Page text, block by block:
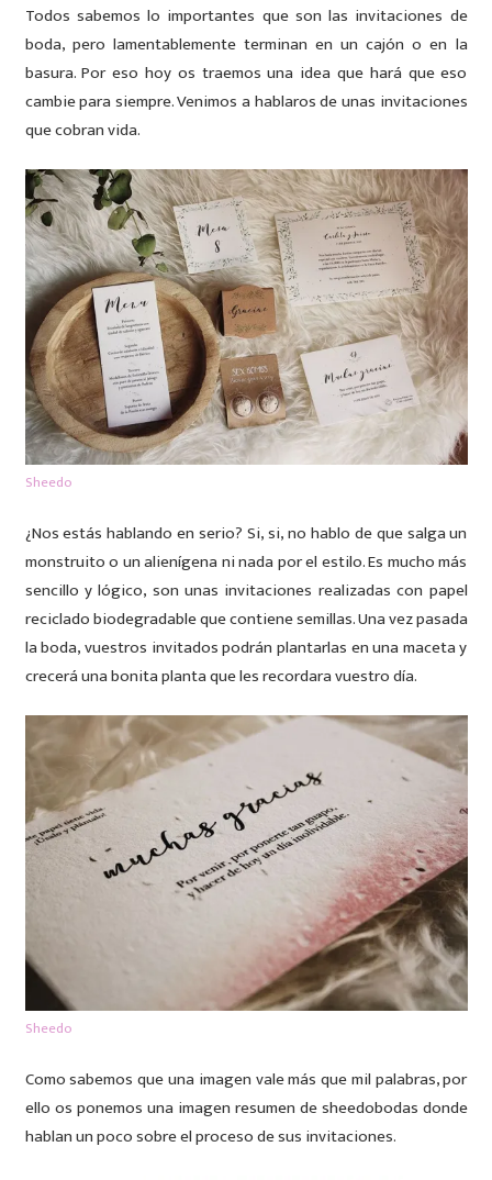
Todos sabemos lo importantes que son las invitaciones de
boda, pero lamentablemente terminan en un cajón o en la
basura. Por eso hoy os traemos una idea que hará que eso
cambie para siempre. Venimos a hablaros de unas invitaciones
que cobran vida.
Sheedo
¿Nos estás hablando en serio? Si, si, no hablo de que salga un
monstruito o un alienígena ni nada por el estilo. Es mucho más
sencillo y lógico, son unas invitaciones realizadas con papel
reciclado biodegradable que contiene semillas. Una vez pasada
la boda, vuestros invitados podrán plantarlas en una maceta y
crecerá una bonita planta que les recordara vuestro día.
Sheedo
Como sabemos que una imagen vale más que mil palabras, por
ello os ponemos una imagen resumen de sheedobodas donde
hablan un poco sobre el proceso de sus invitaciones.